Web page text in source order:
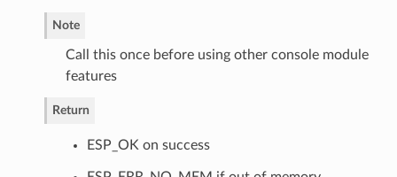
Note
Call this once before using other console module
features
Return
ESP_OK on success